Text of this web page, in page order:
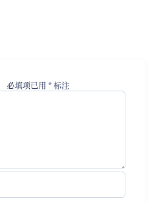
必填项已用 *标注